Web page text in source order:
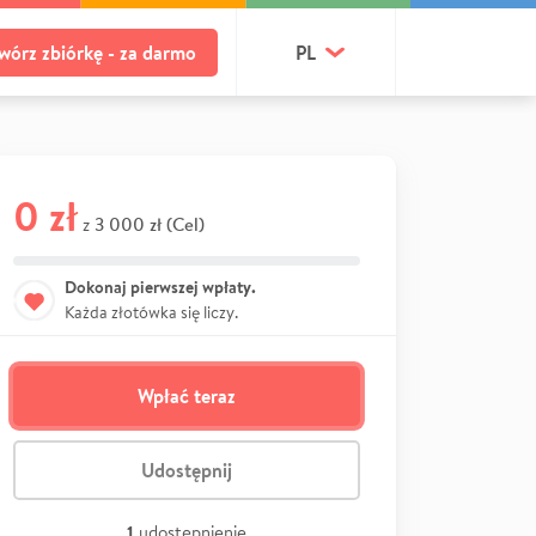
zbiórkę - za darmo PL
0 zł z 3 000 zł (Cel)
Dokonaj pierwszej wpłaty.
Każda złotówka się liczy.
Wpłać teraz
Udostępnij